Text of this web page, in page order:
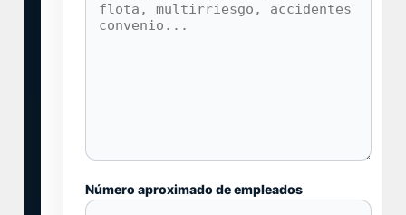
Número aproximado de empleados